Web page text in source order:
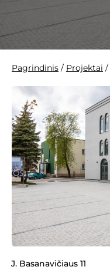
Pagrindinis / Projektai /
J. Basanavičiaus 11